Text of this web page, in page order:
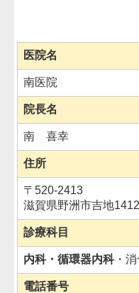
医院名
南医院
院長名
南 喜幸
住所
〒520-2413
滋賀県野洲市吉地1412
診療科目
内科・循環器内科・
電話番号